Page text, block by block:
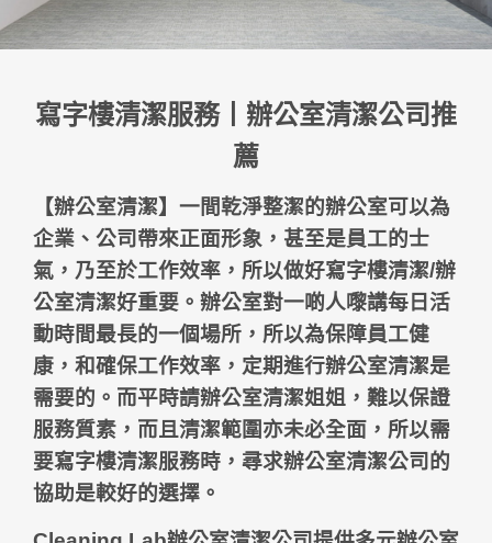
寫字樓清潔服務丨辦公室清潔公司推
薦
【辦公室清潔】一間乾淨整潔的辦公室可以為
企業、公司帶來正面形象，甚至是員工的士
氣，乃至於工作效率，所以做好寫字樓清潔/辦
公室清潔好重要。辦公室對一啲人嚟講每日活
動時間最長的一個場所，所以為保障員工健
康，和確保工作效率，定期進行辦公室清潔是
需要的。而平時請辦公室清潔姐姐，難以保證
服務質素，而且清潔範圍亦未必全面，所以需
要寫字樓清潔服務時，尋求辦公室清潔公司的
協助是較好的選擇。